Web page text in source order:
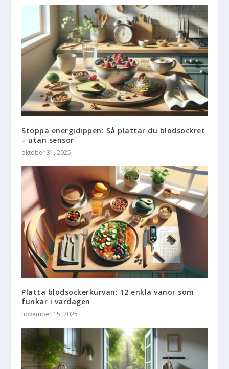
Stoppa energidippen: Så plattar du blodsockret
– utan sensor
oktober 31, 2025
Platta blodsockerkurvan: 12 enkla vanor som
funkar i vardagen
november 15, 2025